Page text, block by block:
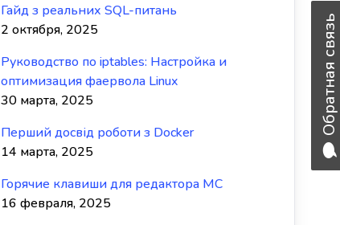
Гайд з реальних SQL-питань
2 октября, 2025
Руководство по iptables: Настройка и
оптимизация фаервола Linux
30 марта, 2025
Перший досвід роботи з Docker
14 марта, 2025
Горячие клавиши для редактора MC
16 февраля, 2025
Обратная связь